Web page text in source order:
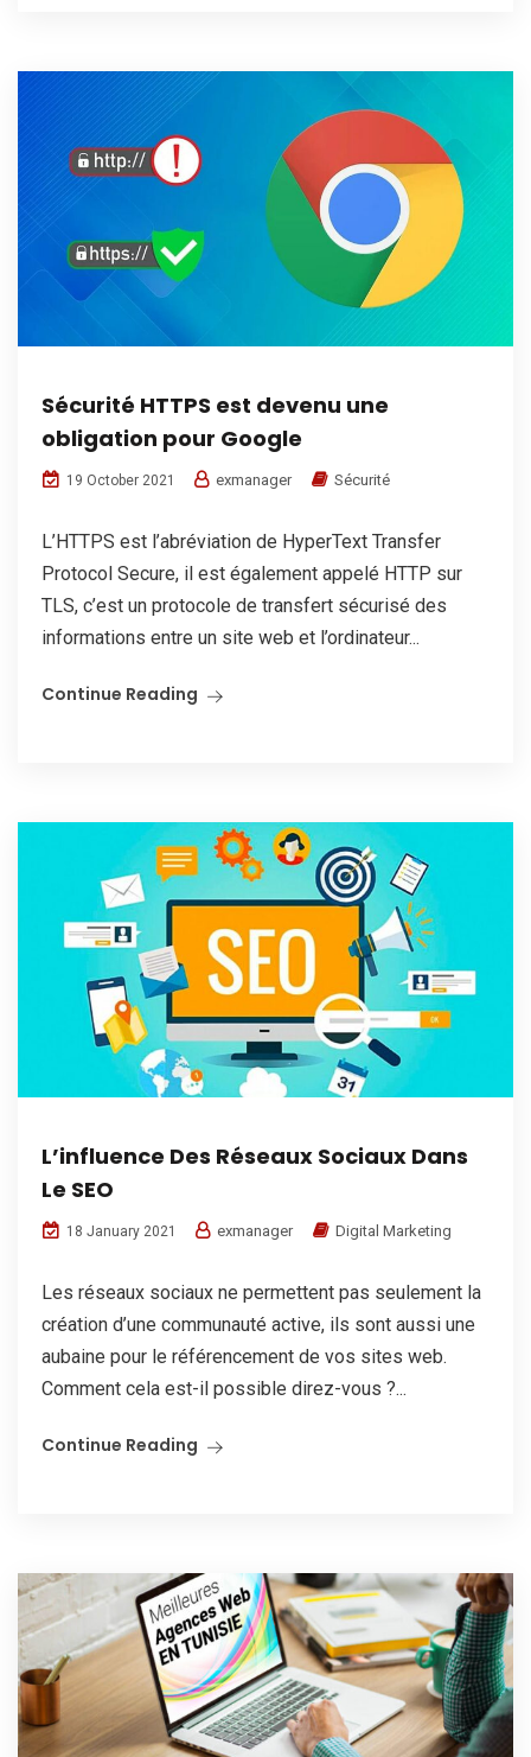
Sécurité HTTPS est devenu une
obligation pour Google
19 October 2021 exmanager Sécurité
L’HTTPS est l’abréviation de HyperText Transfer
Protocol Secure, il est également appelé HTTP sur
TLS, c’est un protocole de transfert sécurisé des
informations entre un site web et l’ordinateur...
Continue Reading
L’influence Des Réseaux Sociaux Dans
Le SEO
18 January 2021 exmanager Digital Marketing
Les réseaux sociaux ne permettent pas seulement la
création d’une communauté active, ils sont aussi une
aubaine pour le référencement de vos sites web.
Comment cela est-il possible direz-vous ?...
Continue Reading